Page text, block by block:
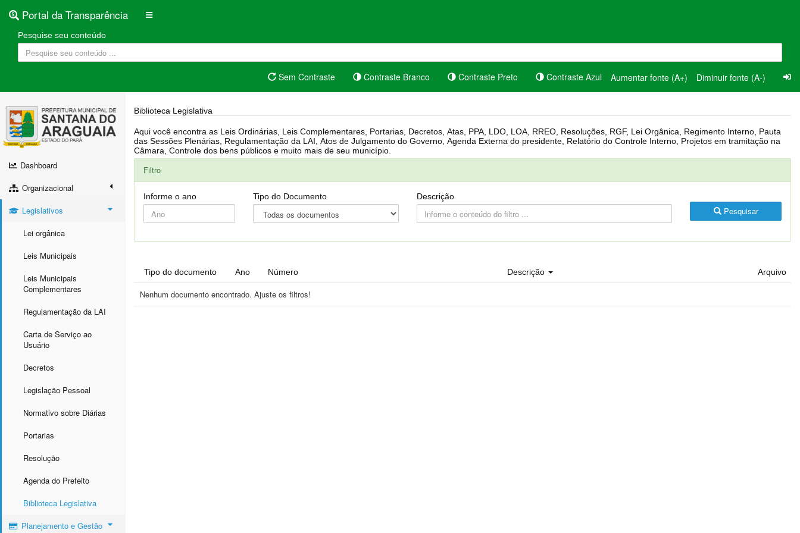
Portal da Transparência
Pesquise seu conteúdo
Sem Contraste Contraste Branco Contraste Preto Contraste Azul Aumentar fonte (A+) Diminuir fonte (A-)
Dashboard
Organizacional
Legislativos
Lei orgânica
Leis Municipais
Leis Municipais
Complementares
Regulamentação da LAI
Carta de Serviço ao
Usuário
Decretos
Legislação Pessoal
Normativo sobre Diárias
Portarias
Resolução
Agenda do Prefeito
Biblioteca Legislativa
Planejamento e Gestão
Biblioteca Legislativa
Aqui você encontra as Leis Ordinárias, Leis Complementares, Portarias, Decretos, Atas, PPA, LDO, LOA, RREO, Resoluções, RGF, Lei Orgânica, Regimento Interno, Pauta
das Sessões Plenárias, Regulamentação da LAI, Atos de Julgamento do Governo, Agenda Externa do presidente, Relatório do Controle Interno, Projetos em tramitação na
Câmara, Controle dos bens públicos e muito mais de seu município.
Filtro
Informe o ano Tipo do Documento Descrição
Pesquisar
Tipo do documento Ano Número Descrição Arquivo
Nenhum documento encontrado. Ajuste os filtros!